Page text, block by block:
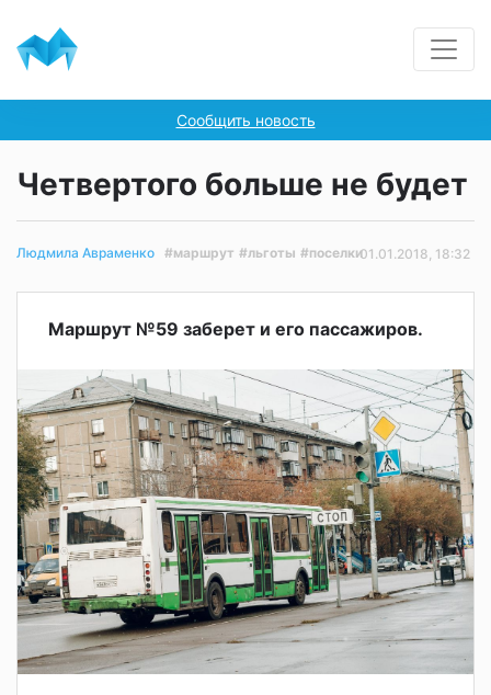
Сообщить новость
Четвертого больше не будет
Людмила Авраменко #маршрут #льготы #поселки01.01.2018, 18:32
Маршрут №59 заберет и его пассажиров.